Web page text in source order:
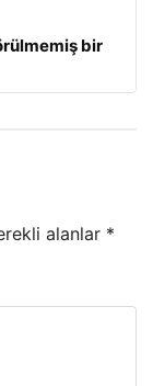
bir
alanlar *